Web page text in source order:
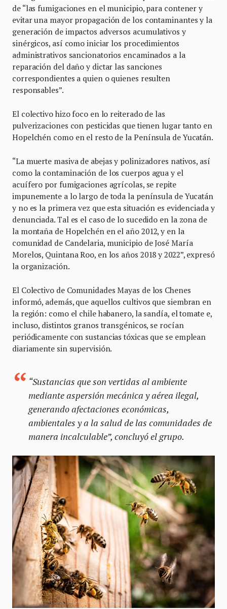
de “las fumigaciones en el municipio, para contener y
evitar una mayor propagación de los contaminantes y la
generación de impactos adversos acumulativos y
sinérgicos, así como iniciar los procedimientos
administrativos sancionatorios encaminados a la
reparación del daño y dictar las sanciones
correspondientes a quien o quienes resulten
responsables”.
El colectivo hizo foco en lo reiterado de las
pulverizaciones con pesticidas que tienen lugar tanto en
Hopelchén como en el resto de la Península de Yucatán.
“La muerte masiva de abejas y polinizadores nativos, así
como la contaminación de los cuerpos agua y el
acuífero por fumigaciones agrícolas, se repite
impunemente a lo largo de toda la península de Yucatán
y no es la primera vez que esta situación es evidenciada y
denunciada. Tal es el caso de lo sucedido en la zona de
la montaña de Hopelchén en el año 2012, y en la
comunidad de Candelaria, municipio de José María
Morelos, Quintana Roo, en los años 2018 y 2022”, expresó
la organización.
El Colectivo de Comunidades Mayas de los Chenes
informó, además, que aquellos cultivos que siembran en
la región: como el chile habanero, la sandía, el tomate e,
incluso, distintos granos transgénicos, se rocían
periódicamente con sustancias tóxicas que se emplean
diariamente sin supervisión.
“Sustancias que son vertidas al ambiente
mediante aspersión mecánica y aérea ilegal,
generando afectaciones económicas,
ambientales y a la salud de las comunidades de
manera incalculable”, concluyó el grupo.